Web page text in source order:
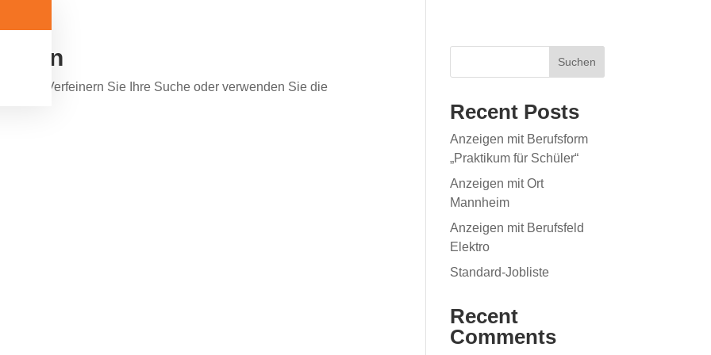
Verfeinern Sie Ihre Suche oder verwenden Sie die
Suchen
Recent Posts
Anzeigen mit Berufsform
„Praktikum für Schüler“
Anzeigen mit Ort
Mannheim
Anzeigen mit Berufsfeld
Elektro
Standard-Jobliste
Recent
Comments